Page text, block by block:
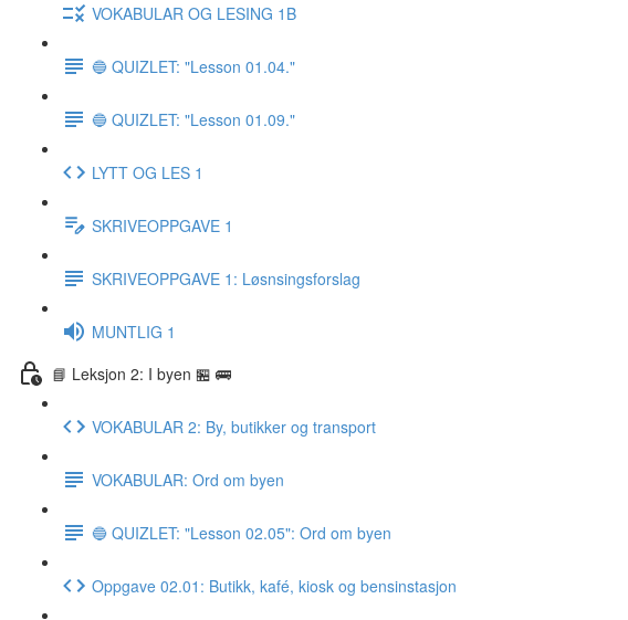
VOKABULAR OG LESING 1B
🔵 QUIZLET: "Lesson 01.04."
🔵 QUIZLET: "Lesson 01.09."
LYTT OG LES 1
SKRIVEOPPGAVE 1
SKRIVEOPPGAVE 1: Løsnsingsforslag
MUNTLIG 1
📘 Leksjon 2: I byen 🏪 🚌
VOKABULAR 2: By, butikker og transport
VOKABULAR: Ord om byen
🔵 QUIZLET: "Lesson 02.05": Ord om byen
Oppgave 02.01: Butikk, kafé, kiosk og bensinstasjon